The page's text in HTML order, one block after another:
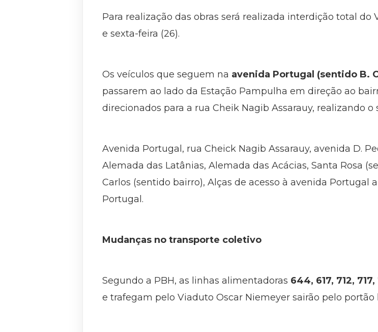
Para realização das obras será realizada interdição total
e sexta-feira (26).
Os veículos que seguem na avenida Portugal (sentido B.
passarem ao lado da Estação Pampulha em direção ao
direcionados para a rua Cheik Nagib Assarauy, realizando o
Avenida Portugal, rua Cheick Nagib Assarauy, avenida D.
Alemada das Latânias, Alemada das Acácias, Santa Rosa
Carlos (sentido bairro), Alças de acesso à avenida Portugal
Portugal.
Mudanças no transporte coletivo
Segundo a PBH, as linhas alimentadoras 644, 617, 712, 717,
e trafegam pelo Viaduto Oscar Niemeyer sairão pelo